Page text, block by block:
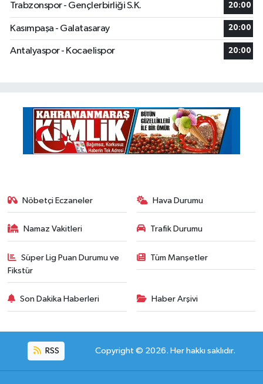
Trabzonspor - Gençlerbirliği S.K. 20:00
Kasımpaşa - Galatasaray 20:00
Antalyaspor - Kocaelispor 20:00
Nöbetçi Eczaneler Hava Durumu
Namaz Vakitleri Trafik Durumu
Süper Lig Puan Durumu ve
Fikstür
Tüm Manşetler
Son Dakika Haberleri Haber Arşivi
RSS Copyright © 2026. Her hakkı saklıdır.